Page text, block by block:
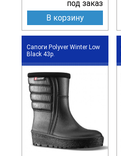
под заказ
В корзину
Сапоги Polyver Winter Low
Black 43р.